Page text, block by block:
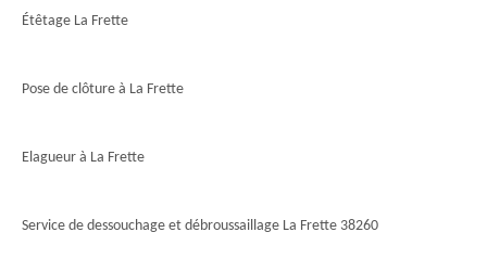
Étêtage La Frette
Pose de clôture à La Frette
Elagueur à La Frette
Service de dessouchage et débroussaillage La Frette 38260